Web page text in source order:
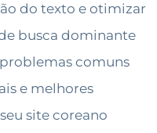
do texto e otimizar
busca dominante
comuns
e melhores
site coreano